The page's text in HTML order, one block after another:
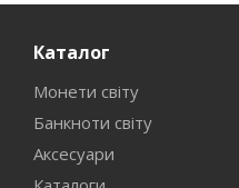
Каталог
Монети світу
Банкноти світу
Аксесуари